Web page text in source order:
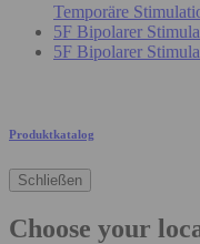
Temporäre
5F Bipolarer
5F Bipolarer
Produktkatalog
Schließen
Choose your